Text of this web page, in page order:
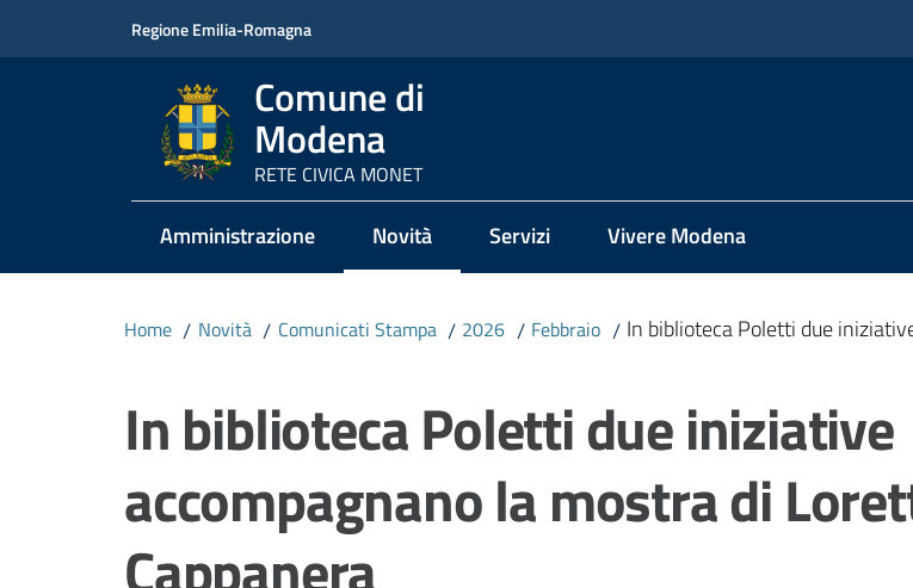
Regione Emilia-Romagna
Comune di
Modena
RETE CIVICA MONET
Amministrazione Novità
Menu selezionato
Servizi Vivere Modena
Home / Novità / Comunicati Stampa / 2026 / Febbraio / In biblioteca Poletti due
In biblioteca Poletti due iniziative
accompagnano la mostra di